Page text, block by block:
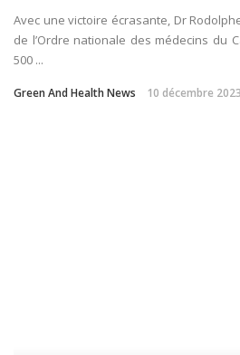
Avec une victoire écrasante, Dr
de l’Ordre nationale des médecins du
500 ...
Green And Health News 10 décembre 2023